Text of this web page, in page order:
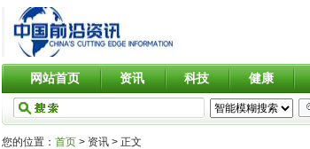
网站首页 资讯 科技 健康
您的位置： 首页 > 资讯 > 正文